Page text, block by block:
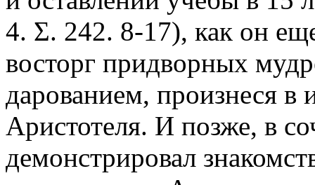
4. Σ. 242. 8-17), как он
восторг придворных
дарованием, произнеся в
Аристотеля. И позже, в
демонстрировал